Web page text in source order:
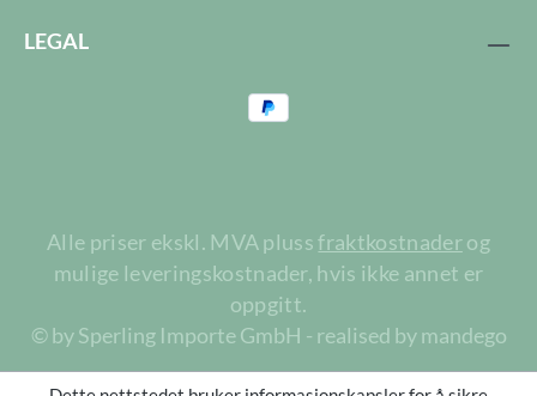
LEGAL
Alle priser ekskl. MVA plussfraktkostnaderog
mulige leveringskostnader, hvis ikke annet er
oppgitt.
© by Sperling Importe GmbH - realised by mandego